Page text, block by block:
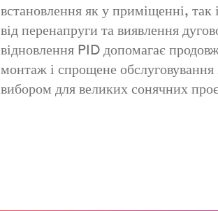
встановлення як у приміщенні, так
від перенапруги та виявлення
відновлення PID допомагає
монтаж і спрощене
вибором для великих сонячних